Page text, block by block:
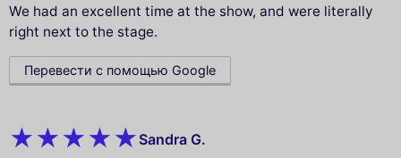
We had an excellent time at the show, and were literally
right next to the stage.
Перевести с помощью Google
Sandra G.